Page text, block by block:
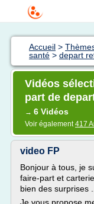
Accueil >
santé > depart
Vidéos
part de
→ 6 Vidéos
Voir également417
video FP
Bonjour à tous, je
faire-part et
bien des surprises